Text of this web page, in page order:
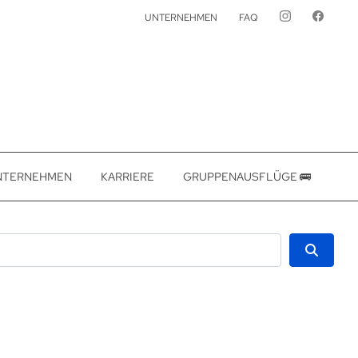
UNTERNEHMEN FAQ
KARRIERE GRUPPENAUSFLÜGE 🚌